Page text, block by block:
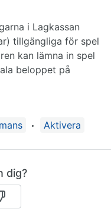
i Lagkassan
tillgängliga för spel
kan lämna in spel
beloppet på
Aktivera
dig?